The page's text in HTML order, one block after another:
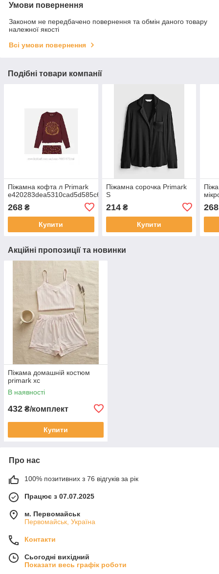
Умови повернення
Законом не передбачено повернення та обмін даного товару
належної якості
Всі умови повернення
Подібні товари компанії
Піжамна кофта л Primark
e420283dea5310cad5d585c64874190b
268 ₴
Купити
Піжамна сорочка Primark
S
214₴
Купити
268
Акційні пропозиції та новинки
Піжама домашній костюм
primark хс
В наявності
432 ₴/комплект
Купити
Про нас
100% позитивних з 76 відгуків за рік
Працює з 07.07.2025
м. Первомайськ
Первомайськ, Україна
Контакти
Сьогодні вихідний
Показати весь графік роботи